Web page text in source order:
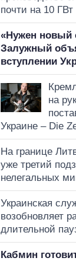
почти на 10 ГВт
«Нужен новый
Залужный
вступлении
на
Украине – Die
На границе
уже третий
нелегальных
Украинская
возобновляет
длительной
Кабмин